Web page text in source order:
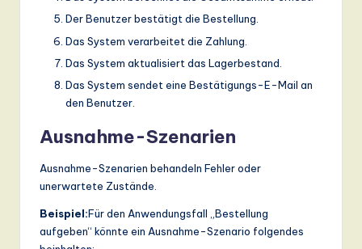
Der Benutzer bestätigt die Bestellung.
Das System verarbeitet die Zahlung.
Das System aktualisiert das Lagerbestand.
Das System sendet eine Bestätigungs-E-Mail an
den Benutzer.
Ausnahme-Szenarien
Ausnahme-Szenarien behandeln Fehler oder
unerwartete Zustände.
Beispiel:Für den Anwendungsfall „Bestellung
aufgeben“ könnte ein Ausnahme-Szenario folgendes